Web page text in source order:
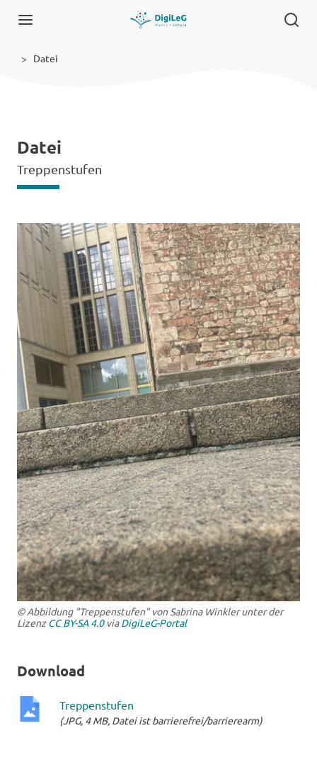
Datei
Datei
Treppenstufen
© Abbildung "Treppenstufen" von Sabrina Winkler unter der
LizenzCC BY-SA 4.0viaDigiLeG-Portal
Download
Treppenstufen
(JPG, 4 MB, Datei ist barrierefrei/barrierearm)